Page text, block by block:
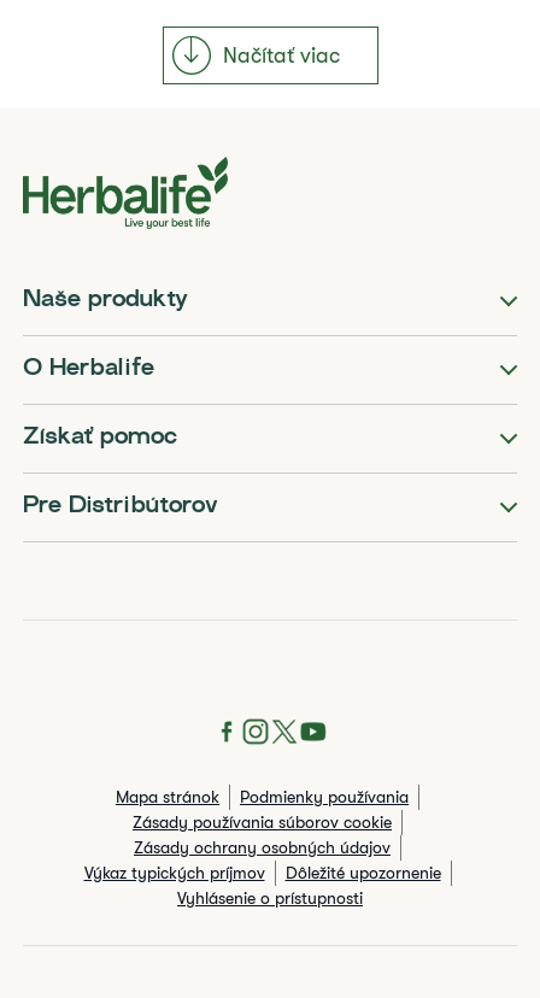
Načítať viac
Naše produkty
O Herbalife
Získať pomoc
Pre Distribútorov
Mapa stránok
Podmienky používania
Zásady používania súborov cookie
Zásady ochrany osobných údajov
Výkaz typických príjmov
Dôležité upozornenie
Vyhlásenie o prístupnosti